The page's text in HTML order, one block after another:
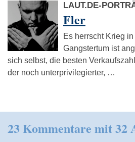
LAUT.DE-
Fler
Es herrscht Krieg
Gangstertum ist
sich selbst, die besten
der noch unterprivilegierter, …
23 Kommentare mit 32